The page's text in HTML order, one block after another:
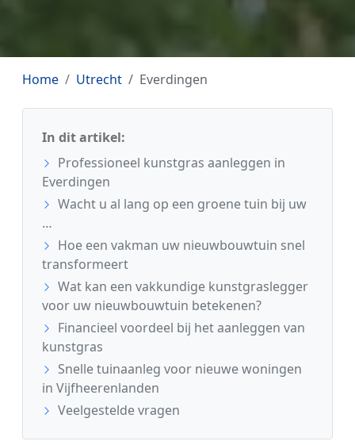
Home Utrecht Everdingen
In dit artikel:
Professioneel kunstgras aanleggen in
Everdingen
Wacht u al lang op een groene tuin bij uw
…
Hoe een vakman uw nieuwbouwtuin snel
transformeert
Wat kan een vakkundige kunstgraslegger
voor uw nieuwbouwtuin betekenen?
Financieel voordeel bij het aanleggen van
kunstgras
Snelle tuinaanleg voor nieuwe woningen
in Vijfheerenlanden
Veelgestelde vragen